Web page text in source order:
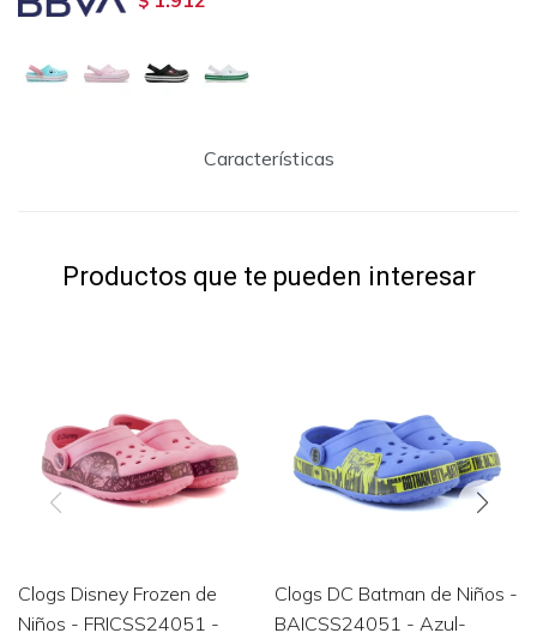
Características
Productos que te pueden interesar
Clogs Disney Frozen de
Niños - FRICSS24051 -
Clogs DC Batman de Niños -
BAICSS24051 - Azul-